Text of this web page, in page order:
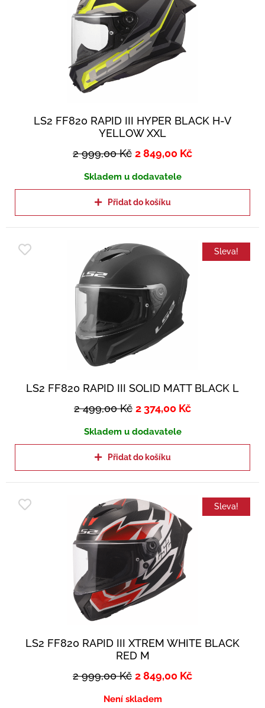
LS2 FF820 RAPID III HYPER BLACK H-V
YELLOW XXL
2 999,00Kč 2 849,00 Kč
Skladem u dodavatele
Přidat do košíku
Sleva!
LS2 FF820 RAPID III SOLID MATT BLACK L
2 499,00Kč 2 374,00 Kč
Skladem u dodavatele
Přidat do košíku
Sleva!
LS2 FF820 RAPID III XTREM WHITE BLACK
RED M
2 999,00Kč 2 849,00 Kč
Není skladem